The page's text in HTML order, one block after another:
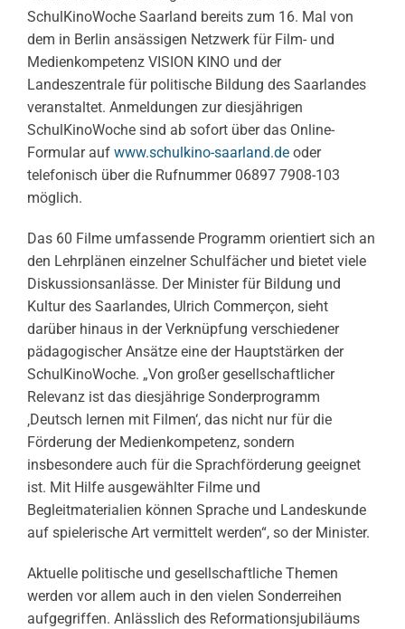
SchulKinoWoche Saarland bereits zum 16. Mal von
dem in Berlin ansässigen Netzwerk für Film- und
Medienkompetenz VISION KINO und der
Landeszentrale für politische Bildung des Saarlandes
veranstaltet. Anmeldungen zur diesjährigen
SchulKinoWoche sind ab sofort über das Online-
Formular auf www.schulkino-saarland.de oder
telefonisch über die Rufnummer 06897 7908-103
möglich.
Das 60 Filme umfassende Programm orientiert sich an
den Lehrplänen einzelner Schulfächer und bietet viele
Diskussionsanlässe. Der Minister für Bildung und
Kultur des Saarlandes, Ulrich Commerçon, sieht
darüber hinaus in der Verknüpfung verschiedener
pädagogischer Ansätze eine der Hauptstärken der
SchulKinoWoche. „Von großer gesellschaftlicher
Relevanz ist das diesjährige Sonderprogramm
‚Deutsch lernen mit Filmen‘, das nicht nur für die
Förderung der Medienkompetenz, sondern
insbesondere auch für die Sprachförderung geeignet
ist. Mit Hilfe ausgewählter Filme und
Begleitmaterialien können Sprache und Landeskunde
auf spielerische Art vermittelt werden“, so der Minister.
Aktuelle politische und gesellschaftliche Themen
werden vor allem auch in den vielen Sonderreihen
aufgegriffen. Anlässlich des Reformationsjubiläums